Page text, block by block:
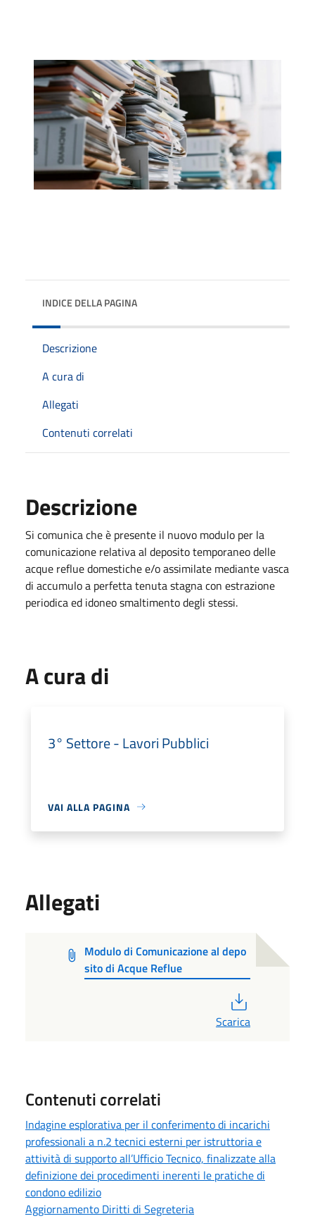
INDICE DELLA PAGINA
Descrizione
A cura di
Allegati
Contenuti correlati
Descrizione
Si comunica che è presente il nuovo modulo per la
comunicazione relativa al deposito temporaneo delle
acque reflue domestiche e/o assimilate mediante vasca
di accumulo a perfetta tenuta stagna con estrazione
periodica ed idoneo smaltimento degli stessi.
A cura di
3° Settore - Lavori Pubblici
VAI ALLA PAGINA
Allegati
Modulo di Comunicazione al depo
sito di Acque Reflue
Scarica
Contenuti correlati
Indagine esplorativa per il conferimento di incarichi
professionali a n.2 tecnici esterni per istruttoria e
attività di supporto all’Ufficio Tecnico, finalizzate alla
definizione dei procedimenti inerenti le pratiche di
condono edilizio
Aggiornamento Diritti di Segreteria